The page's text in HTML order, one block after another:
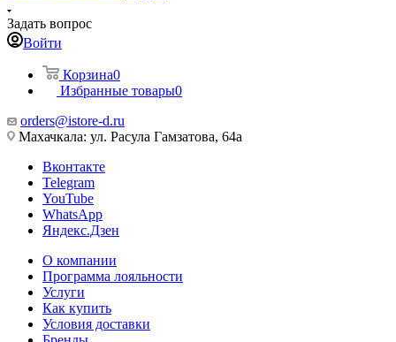
Задать вопрос
Войти
Корзина0
Избранные товары0
orders@istore-d.ru
Махачкала: ул. Расула Гамзатова, 64а
Вконтакте
Telegram
YouTube
WhatsApp
Яндекс.Дзен
О компании
Программа лояльности
Услуги
Как купить
Условия доставки